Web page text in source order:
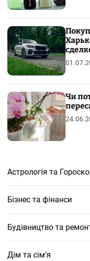
Чи
Астрологія та
Бізнес та фінанси
Будівництво та
Дім та сім’я